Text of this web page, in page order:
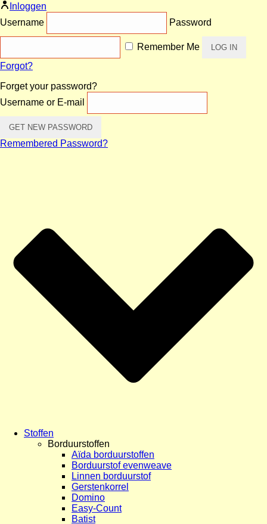
Inloggen
Username
Password
Remember Me
Forgot?
Forget your password?
Username or E-mail
Remembered Password?
Stoffen
Borduurstoffen
Aïda borduurstoffen
Borduurstof evenweave
Linnen borduurstof
Gerstenkorrel
Domino
Easy-Count
Batist